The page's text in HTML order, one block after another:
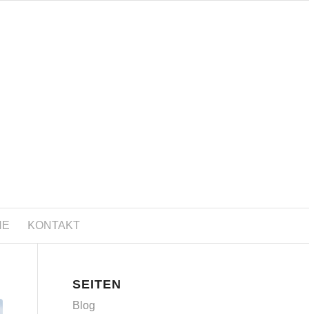
KONTAKT
SEITEN
Blog